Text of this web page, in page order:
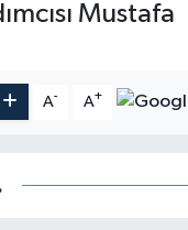
Mustafa
A- A+